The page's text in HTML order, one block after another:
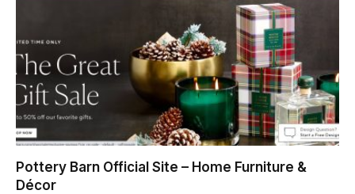
Pottery Barn Official Site – Home Furniture &
Décor